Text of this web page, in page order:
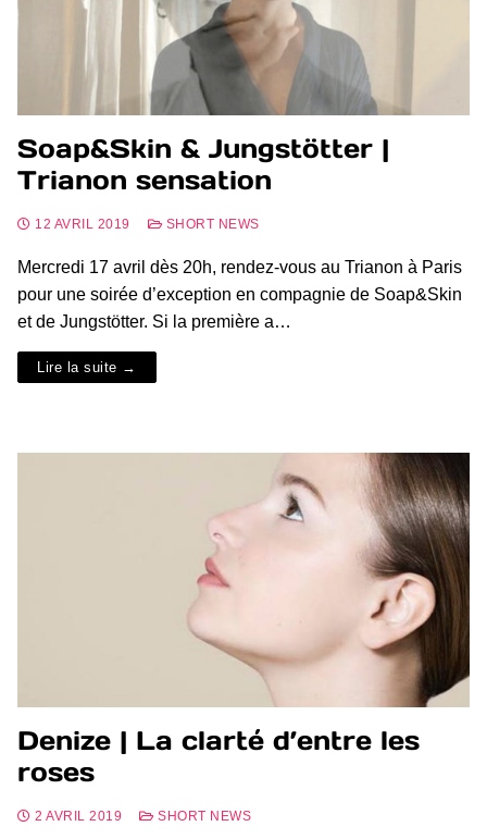
Soap&Skin & Jungstötter |
Trianon sensation
12 AVRIL 2019 SHORT NEWS
Mercredi 17 avril dès 20h, rendez-vous au Trianon à Paris
pour une soirée d’exception en compagnie de Soap&Skin
et de Jungstötter. Si la première a…
Lire la suite →
Denize | La clarté d’entre les
roses
2 AVRIL 2019 SHORT NEWS